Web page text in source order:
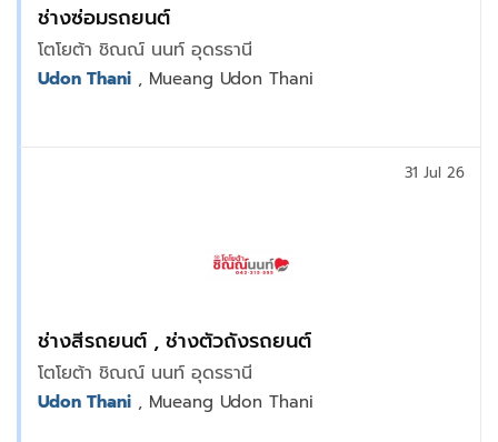
ช่างซ่อมรถยนต์
โตโยต้า ชิณณ์ นนท์ อุดรธานี
Udon Thani , Mueang Udon Thani
ช่างสีรถยนต์ , ช่างตัวถังรถยนต์
โตโยต้า ชิณณ์ นนท์ อุดรธานี
31 Jul 26
Udon Thani , Mueang Udon Thani